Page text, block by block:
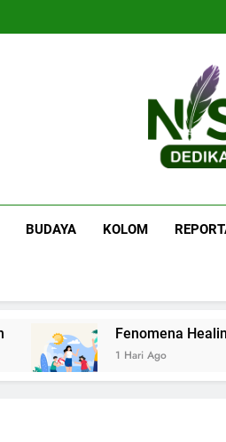
BUDAYA KOLOM
Fenomena Healing:
1 Hari Ago